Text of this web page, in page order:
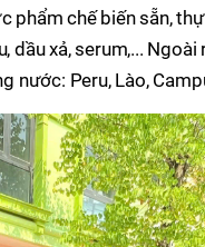
phẩm chế biến sẵn,
dầu xả, serum,...
nước: Peru, Lào,